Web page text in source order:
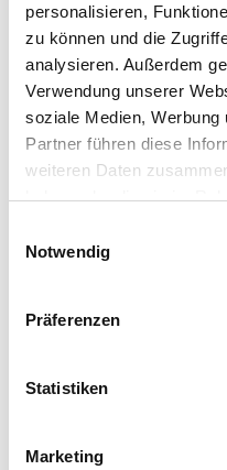
personalisieren,
zu können und die
analysieren. Außerdem
Verwendung unserer
soziale Medien, Werbung
Partner führen diese
weiteren Daten
haben oder die sie im
Notwendig
Präferenzen
Statistiken
Marketing
Apitherapie
Bienenstockluft
Honigmassage
Phytotherapie
Ausleitungsverfahren
Tuina-Gesichtsmassage
Leitbild des Bienenwagen
INFOS zum Bienenwagen
Abenteuerideen und tolle
Praxis
Pressestimmen